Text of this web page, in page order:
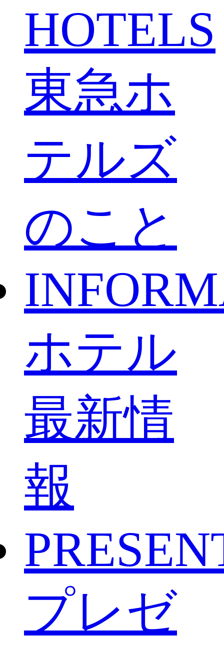
HOTELS
東急ホ
テルズ
のこと
ホテル
最新情
報
プレゼ